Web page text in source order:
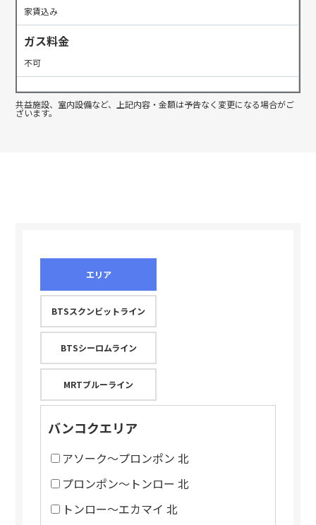
家賃込み
ガス料金
不可
共益施設、室内設備など、上記内容・金額は予告なく変更になる場合がご
ざいます。
エリア
BTSスクンビットライン
BTSシーロムライン
MRTブルーライン
バンコクエリア
アソーク～プロンポン 北
プロンポン～トンロー 北
トンロー～エカマイ 北